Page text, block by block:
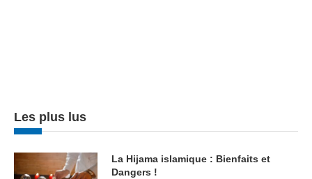
Les plus lus
La Hijama islamique : Bienfaits et
Dangers !